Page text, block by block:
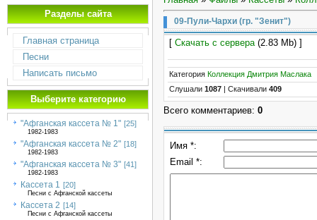
Разделы сайта
Главная страница
Песни
Написать письмо
Выберите категорию
"Афганская кассета № 1" [25]
1982-1983
"Афганская кассета № 2" [18]
1982-1983
"Афганская кассета № 3" [41]
1982-1983
Кассета 1 [20]
Песни с Афганской кассеты
Кассета 2 [14]
Песни с Афганской кассеты
09-Пули-Чархи (гр. "Зенит")
[ Скачать с сервера(2.83 Mb) ]
Категория Коллекция Дмитрия Маслака
Слушали 1087 Скачивали 409
Всего комментариев: 0
Имя *:
Email *: